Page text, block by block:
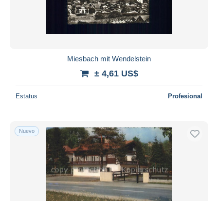
Miesbach mit Wendelstein
± 4,61 US$
Estatus Profesional
Nuevo